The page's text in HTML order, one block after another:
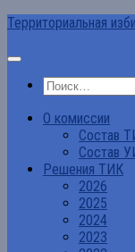
Перейти
содержимому
Территориальная
Найти:
О комиссии
Состав
Состав
Решения ТИК
2026
2025
2024
2023